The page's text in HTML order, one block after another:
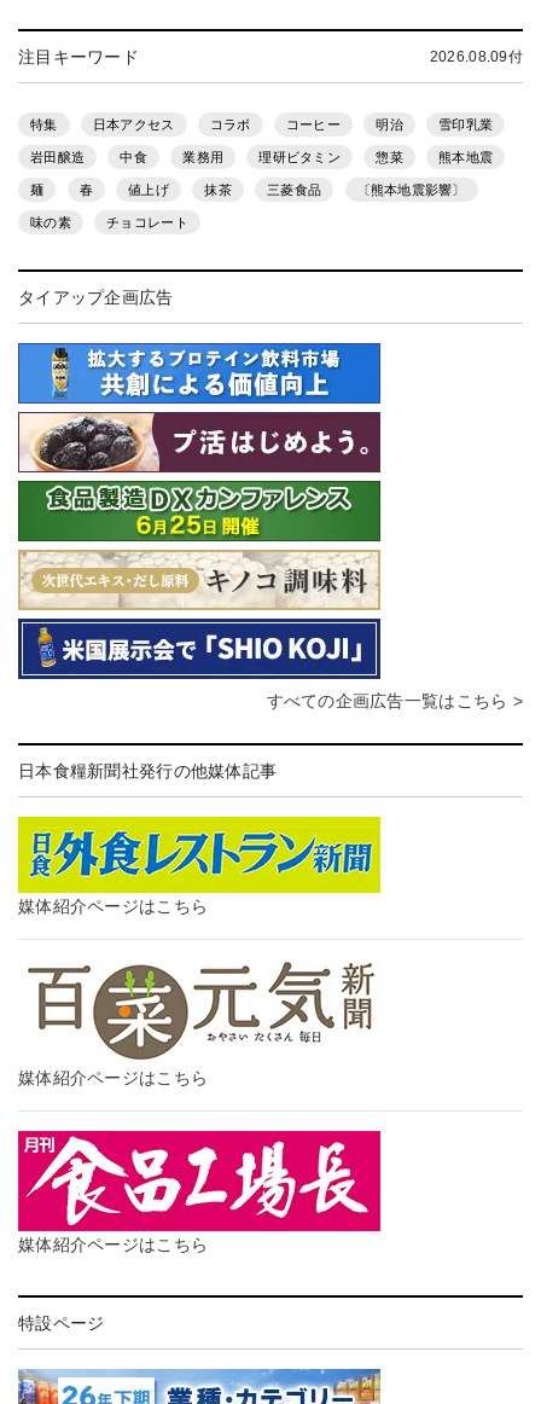
注目キーワード 2026.08.09付
特集 日本アクセス コラボ コーヒー 明治 雪印乳業
岩田醸造 中食 業務用 理研ビタミン 惣菜 熊本地震
麺 春 値上げ 抹茶 三菱食品 〔熊本地震影響〕
味の素 チョコレート
タイアップ企画広告
すべての企画広告一覧はこちら >
日本食糧新聞社発行の他媒体記事
媒体紹介ページはこちら
媒体紹介ページはこちら
媒体紹介ページはこちら
特設ページ